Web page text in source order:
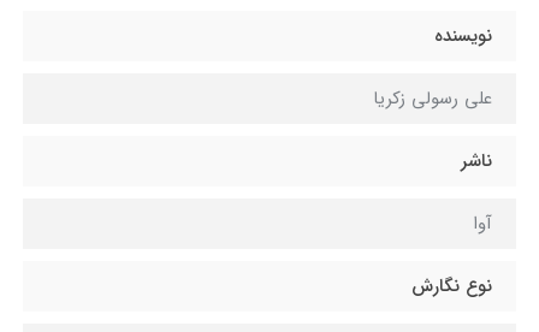
نویسنده
علی رسولی زکریا
ناشر
آوا
نوع نگارش